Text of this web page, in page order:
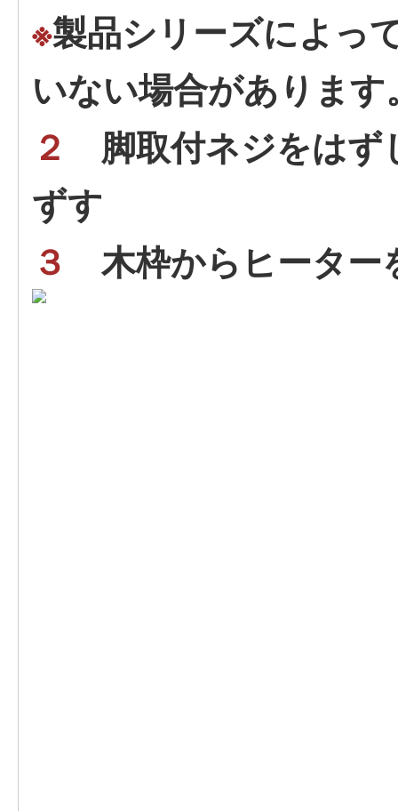
※製品シリーズによっ
いない場合があります
２
脚取付ネジをは
ずす
３
木枠からヒーター